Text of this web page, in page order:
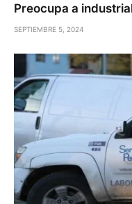
Preocupa a
SEPTIEMBRE 5, 2024